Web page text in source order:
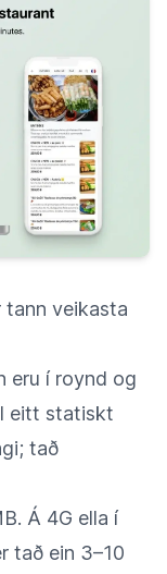
tann veikasta
eru í roynd og
eitt statiskt
tað
Á 4G ella í
tað ein 3–10